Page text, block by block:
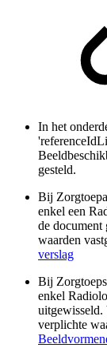
In het
gesteld.
Bij
enkel een
de document
waarden
verslag
Bij
enkel
uitgewisseld.
verplichte